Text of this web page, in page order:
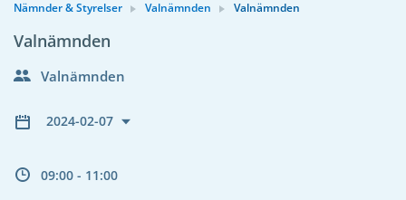
Nämnder & Styrelser Valnämnden Valnämnden
Valnämnden
Valnämnden
2024-02-07
09:00 - 11:00